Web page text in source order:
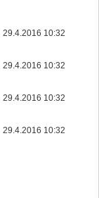
29.4.2016 10:32
29.4.2016 10:32
29.4.2016 10:32
29.4.2016 10:32